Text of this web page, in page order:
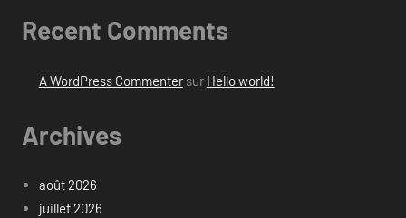
Recent Comments
A WordPress Commentersur Hello world!
Archives
août 2026
juillet 2026